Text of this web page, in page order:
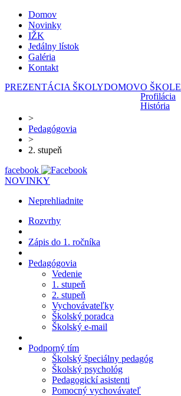
Domov
Novinky
IŽK
Jedálny lístok
Galéria
Kontakt
PREZENTÁCIA ŠKOLYDOMOVO ŠKOLE
Profilácia
História
>
Pedagógovia
>
2. stupeň
facebook
NOVINKY
Neprehliadnite
Rozvrhy
Zápis do 1. ročníka
Pedagógovia
Vedenie
1. stupeň
2. stupeň
Vychovávateľky
Školský poradca
Školský e-mail
Podporný tím
Školský špeciálny pedagóg
Školský psychológ
Pedagogickí asistenti
Pomocný vychovávateľ